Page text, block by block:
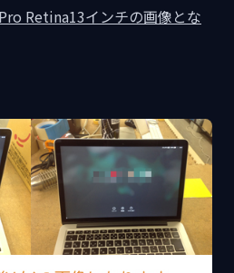
Retina13インチの画像とな